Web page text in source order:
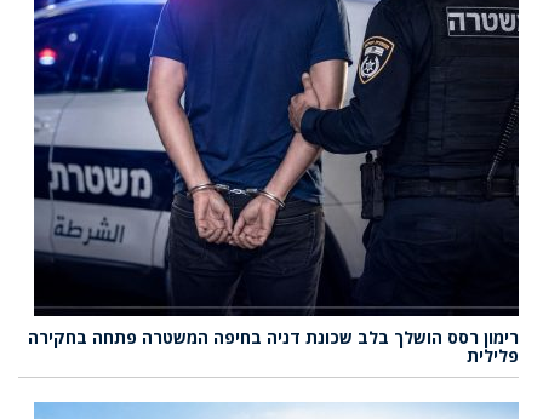
רימון רסס הושלך בלב שכונת דניה בחיפה המשטרה פתחה בחקירה
פלילית